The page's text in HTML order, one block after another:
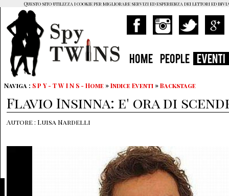
HOME PEOPLE EVENTI
Naviga : S P Y - T W I N S - Home »Indice Eventi »Backstage
Flavio Insinna: e' ora di
Autore : Luisa Nardelli
Questo sito utilizza i cookie per migliorare servizi ed esperienza dei lettori ed